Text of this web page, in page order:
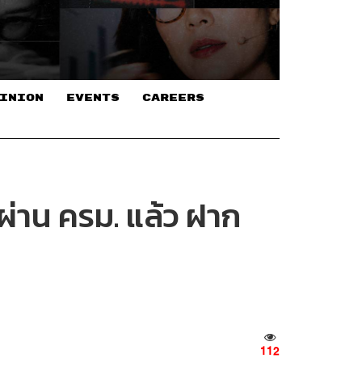
EVENTS CAREERS
น ครม. แล้ว ฝาก
112